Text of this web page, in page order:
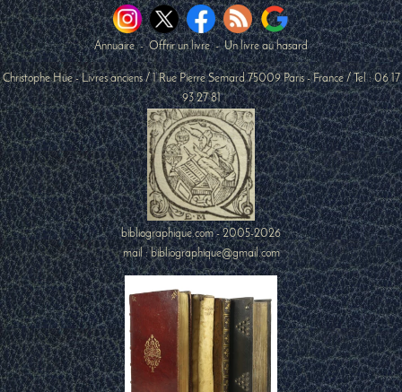
Annuaire-Offrir un livre-Un livre au hasard
Christophe Hüe - Livres anciens /1 Rue Pierre Semard 75009 Paris-France / Tel :06 17
93 27 81
bibliographique.com - 2005-2026
mail : bibliographique@gmail.com